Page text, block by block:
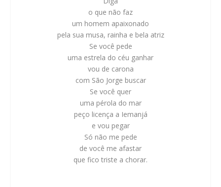
o que não faz
um homem apaixonado
pela sua musa, rainha e bela atriz
Se você pede
uma estrela do céu ganhar
vou de carona
com São Jorge buscar
Se você quer
uma pérola do mar
peço licença a Iemanjá
e vou pegar
Só não me pede
de você me afastar
que fico triste a chorar.